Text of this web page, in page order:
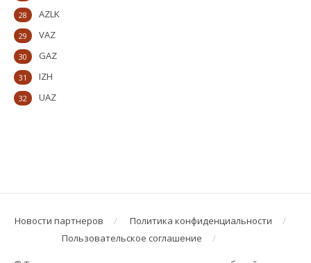
28 AZLK
29 VAZ
30 GAZ
31 IZH
32 UAZ
Новости партнеров
Политика конфиденциальности
Пользовательское соглашение